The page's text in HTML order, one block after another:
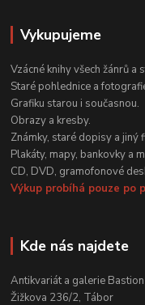
Vykupujeme
Vzácné knihy všech žánrů a
Staré pohlednice a
Grafiku starou i současnou.
Obrazy a kresby.
Známky, staré dopisy a jiný
Plakáty, mapy, bankovky a
CD, DVD, gramofonové
Výkup probíhá pouze po
Kde nás najdete
Antikvariát a galerie Bastion
Žižkova 236/2, Tábor